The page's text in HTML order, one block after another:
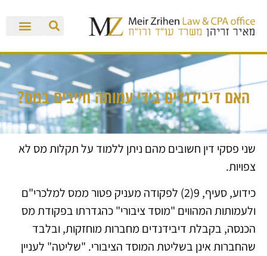
האם דיבידנדים בידי עמותה חייבים במס?
שני פסקי דין חשובים מהם ניתן ללמוד על תקלות מס לא
צפויות.
כידוע, סעיף, 9(2) לפקודה מעניק פטור ממס למלכרי"ם
ולעמותות המהווים "מוסד ציבורי" כהגדרתו בפקודת מס
הכנסה, בקבלת דיבידנדים מחברות מוחזקות, ובלבד
שהחברות אינן בשליטת המוסד הציבורי. "שליטה" לעניין